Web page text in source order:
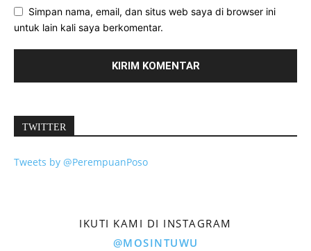
Simpan nama, email, dan situs web saya di browser ini
untuk lain kali saya berkomentar.
TWITTER
Tweets by @PerempuanPoso
IKUTI KAMI DI INSTAGRAM
@MOSINTUWU